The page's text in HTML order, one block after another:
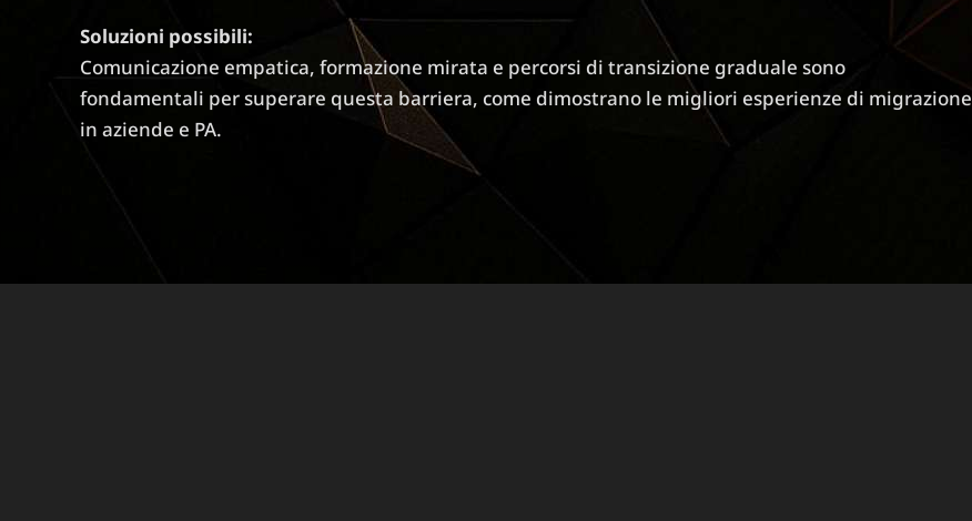
Soluzioni possibili:
Comunicazione empatica, formazione mirata e percorsi di transizione graduale sono
fondamentali per superare questa barriera, come dimostrano le migliori esperienze di migrazione
in aziende e PA.